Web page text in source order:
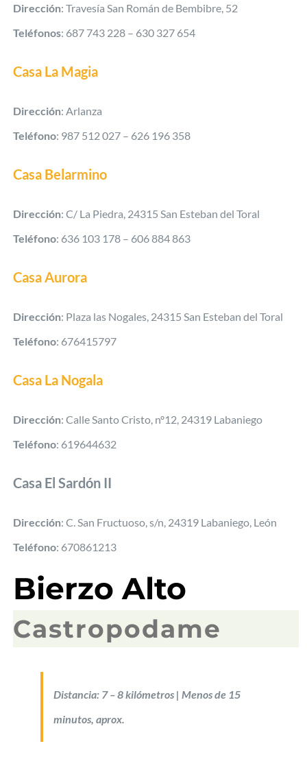
Dirección:Travesía San Román de Bembibre, 52
Teléfonos: 687 743 228 – 630 327 654
Casa La Magia
Dirección: Arlanza
Teléfono: 987 512 027 – 626 196 358
Casa Belarmino
Dirección: C/ La Piedra, 24315 San Esteban del Toral
Teléfono: 636 103 178 – 606 884 863
Casa Aurora
Dirección: Plaza las Nogales, 24315 San Esteban del Toral
Teléfono: 676415797
Casa La Nogala
Dirección: Calle Santo Cristo, nº12, 24319 Labaniego
Teléfono: 619644632
Casa El Sardón II
Dirección: C. San Fructuoso, s/n, 24319 Labaniego, León
Teléfono: 670861213
Bierzo Alto
Castropodame
Distancia: 7 – 8 kilómetros | Menos de 15
minutos, aprox.